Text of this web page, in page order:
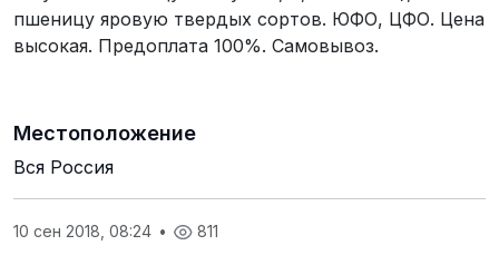
пшеницу яровую твердых сортов. ЮФО, ЦФО. Цена
высокая. Предоплата 100%. Самовывоз.
Местоположение
Вся Россия
10 сен 2018, 08:24 • 811